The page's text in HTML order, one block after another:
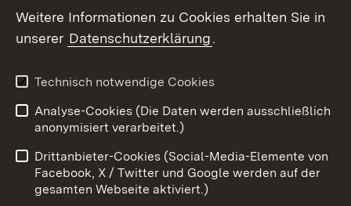
Social Wall
X / Twitter
Youtube
Benutzungshinweise
Barrierefreiheit
Datenschutz
Cookies
Weitere Informationen zu Cookies erhalten Sie in
unserer Datenschutzerklärung.
Technisch notwendige Cookies
Analyse-Cookies (Die Daten werden ausschließlich
anonymisiert verarbeitet.)
Drittanbieter-Cookies (Social-Media-Elemente von
Facebook, X / Twitter und Google werden auf der
gesamten Webseite aktiviert.)